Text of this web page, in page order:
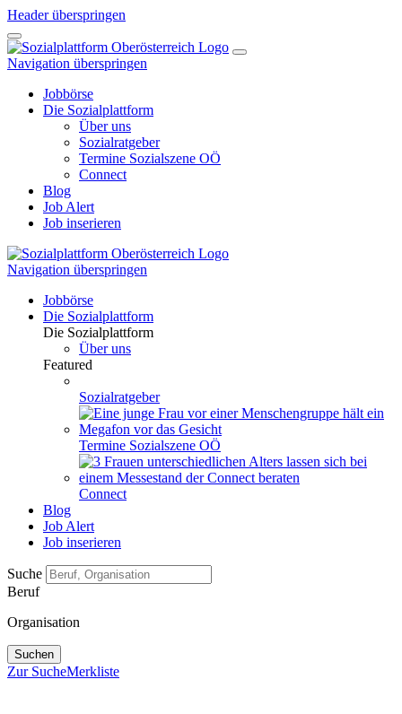
Header überspringen
Navigation überspringen
Jobbörse
Die Sozialplattform
Über uns
Sozialratgeber
Termine Sozialszene OÖ
Connect
Blog
Job Alert
Job inserieren
Navigation überspringen
Jobbörse
Die Sozialplattform
Die Sozialplattform
Über uns
Featured
Sozialratgeber
Termine Sozialszene OÖ
Connect
Blog
Job Alert
Job inserieren
Suche
Beruf
Organisation
Suchen
Zur SucheMerkliste